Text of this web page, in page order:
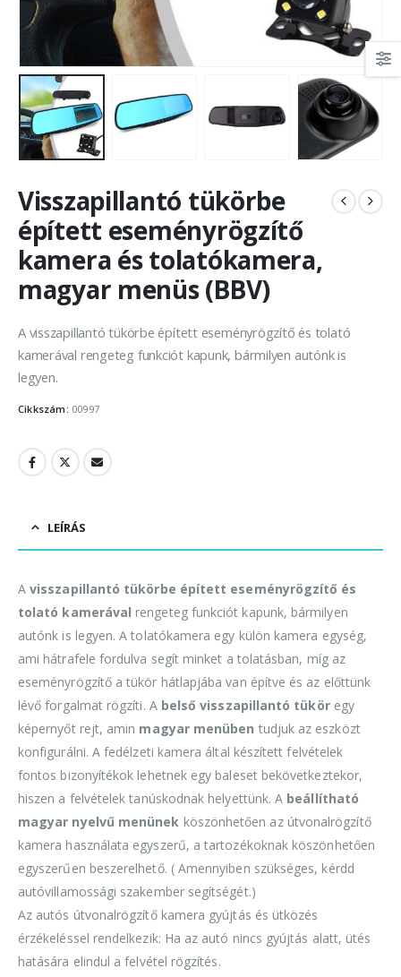
Visszapillantó tükörbe
épített eseményrögzítő
kamera és tolatókamera,
magyar menüs (BBV)
A visszapillantó tükörbe épített eseményrögzítő és tolató
kamerával rengeteg funkciót kapunk, bármilyen autónk is
legyen.
Cikkszám: 00997
LEÍRÁS
Avisszapillantó tükörbe épített eseményrögzítő és
tolató kamerával rengeteg funkciót kapunk, bármilyen
autónk is legyen. A tolatókamera egy külön kamera egység,
ami hátrafele fordulva segít minket a tolatásban, míg az
eseményrögzítő a tükör hátlapjába van építve és az előttünk
lévő forgalmat rögzíti. A belső visszapillantó tüköregy
képernyőt rejt, amin magyar menüben tudjuk az eszközt
konfigurálni. A fedélzeti kamera által készített felvételek
fontos bizonyítékok lehetnek egy baleset bekövetkeztekor,
hiszen a felvételek tanúskodnak helyettünk. A beállítható
magyar nyelvű menünek köszönhetően az útvonalrögzítő
kamera használata egyszerű, a tartozékoknak köszönhetően
egyszerűen beszerelhető. ( Amennyiben szükséges, kérdd
autóvillamossági szakember segítségét.)
Az autós útvonalrögzítő kamera gyújtás és ütközés
érzékeléssel rendelkezik: Ha az autó nincs gyújtás alatt, ütés
hatására elindul a felvétel rögzítés.